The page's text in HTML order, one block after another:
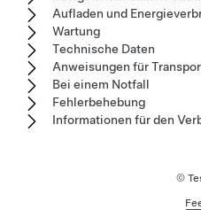
Aufladen und
Wartung
Technische Daten
Anweisungen für
Bei einem Notfall
Fehlerbehebung
Informationen für den
©